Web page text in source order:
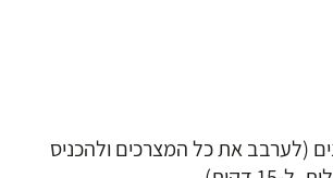
(לערבב את כל המצרכים ולהכניס